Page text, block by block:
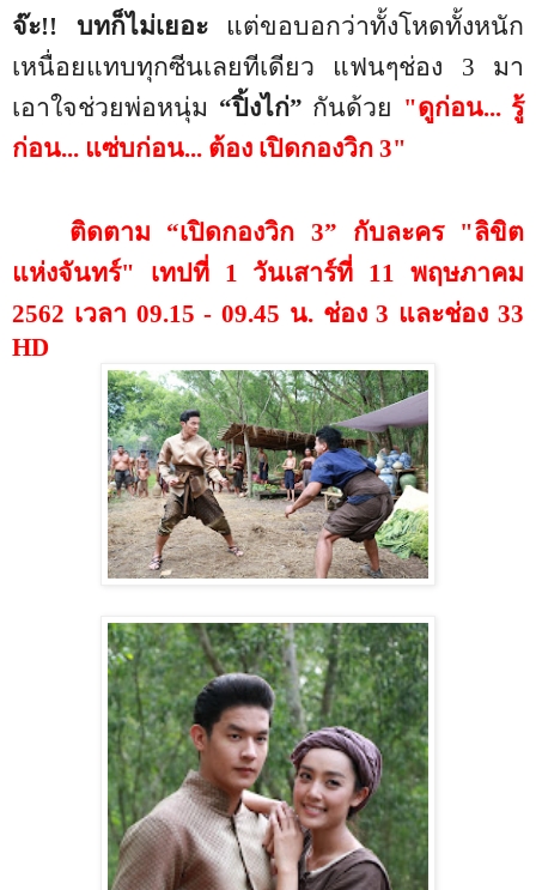
จ๊ะ!! บทก็ไม่เยอะแต่ขอบอกว่าทั้งโหดทั้งหนัก
เหนื่อยแทบทุกซีนเลยทีเดียว แฟนๆช่อง 3 มา
เอาใจช่วยพ่อหนุ่ม “ปิ้งไก่” กันด้วย "ดูก่อน... รู้
ก่อน... แซ่บก่อน... ต้อง เปิดกองวิก 3"
ติดตาม “เปิดกองวิก 3” กับละคร "ลิขิต
แห่งจันทร์" เทปที่ 1 วันเสาร์ที่ 11พฤษภาคม
2562 เวลา 09.15 - 09.45 น. ช่อง3 และช่อง33
HD